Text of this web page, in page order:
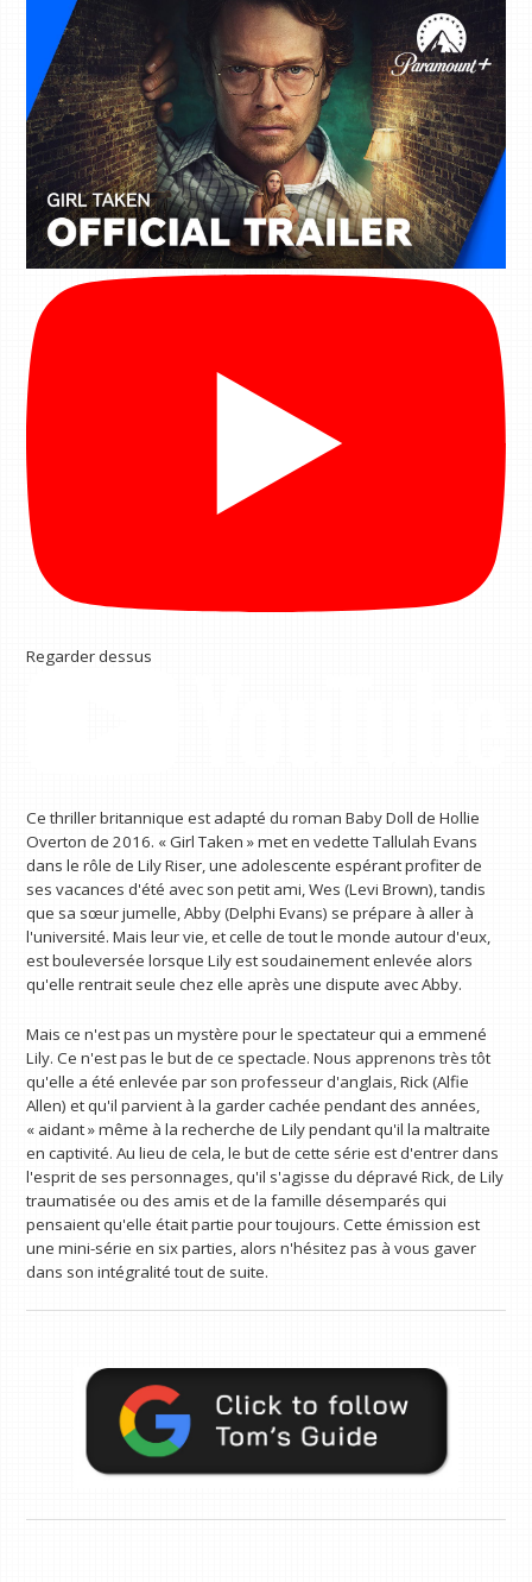
Regarder dessus
Ce thriller britannique est adapté du roman Baby Doll de Hollie
Overton de 2016. « Girl Taken » met en vedette Tallulah Evans
dans le rôle de Lily Riser, une adolescente espérant profiter de
ses vacances d'été avec son petit ami, Wes (Levi Brown), tandis
que sa sœur jumelle, Abby (Delphi Evans) se prépare à aller à
l'université. Mais leur vie, et celle de tout le monde autour d'eux,
est bouleversée lorsque Lily est soudainement enlevée alors
qu'elle rentrait seule chez elle après une dispute avec Abby.
Mais ce n'est pas un mystère pour le spectateur qui a emmené
Lily. Ce n'est pas le but de ce spectacle. Nous apprenons très tôt
qu'elle a été enlevée par son professeur d'anglais, Rick (Alfie
Allen) et qu'il parvient à la garder cachée pendant des années,
« aidant » même à la recherche de Lily pendant qu'il la maltraite
en captivité. Au lieu de cela, le but de cette série est d'entrer dans
l'esprit de ses personnages, qu'il s'agisse du dépravé Rick, de Lily
traumatisée ou des amis et de la famille désemparés qui
pensaient qu'elle était partie pour toujours. Cette émission est
une mini-série en six parties, alors n'hésitez pas à vous gaver
dans son intégralité tout de suite.